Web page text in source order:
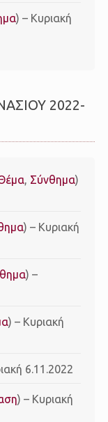
) – Κυριακή
2022-
, Σύνθημα)
) – Κυριακή
) –
) – Κυριακή
6.11.2022
) – Κυριακή